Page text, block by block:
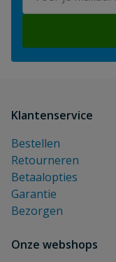
Klantenservice
Bestellen
Retourneren
Betaalopties
Garantie
Bezorgen
Onze webshops